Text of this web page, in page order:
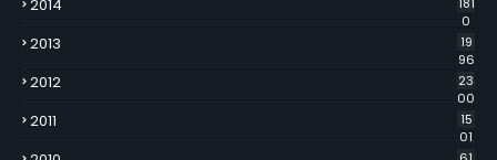
2014
181
0
2013
19
96
2012
23
00
2011
15
01